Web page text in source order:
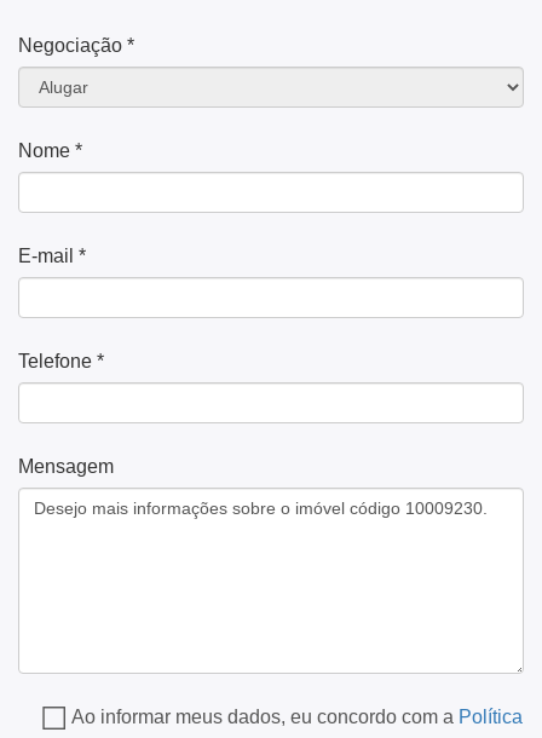
Negociação *
Nome *
E-mail *
Telefone *
Mensagem
Ao informar meus dados, eu concordo com a Política